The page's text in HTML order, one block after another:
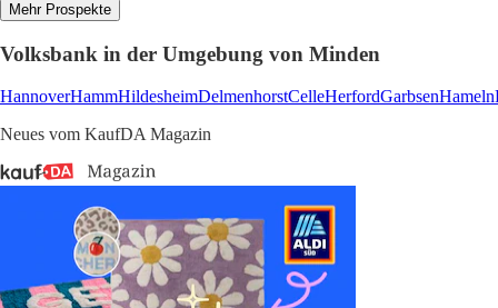
Mehr Prospekte
Volksbank in der Umgebung von Minden
HannoverHammHildesheimDelmenhorstCelleHerfordGarbsenHameln
Neues vom KaufDA Magazin